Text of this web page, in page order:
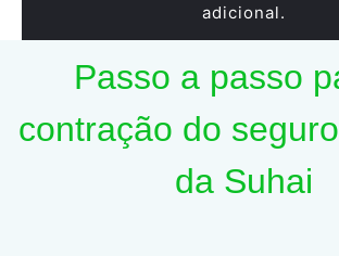
adicional.
Passo a passo
contração do
da Suhai